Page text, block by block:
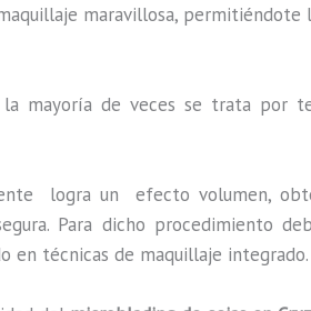
maravillosa, permitiéndote
mayoría de veces se trata por
logra un efecto volumen,
Para dicho procedimiento
en técnicas de maquillaje integrado.